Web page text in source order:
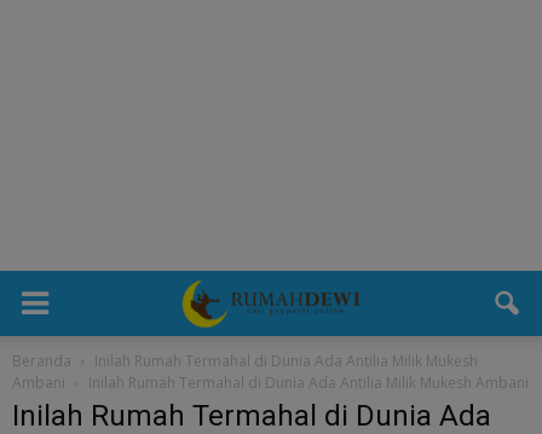
Beranda
Inilah Rumah Termahal di Dunia Ada Antilia Milik Mukesh
Ambani
Inilah Rumah Termahal di Dunia Ada Antilia Milik Mukesh Ambani
Inilah Rumah Termahal di Dunia Ada